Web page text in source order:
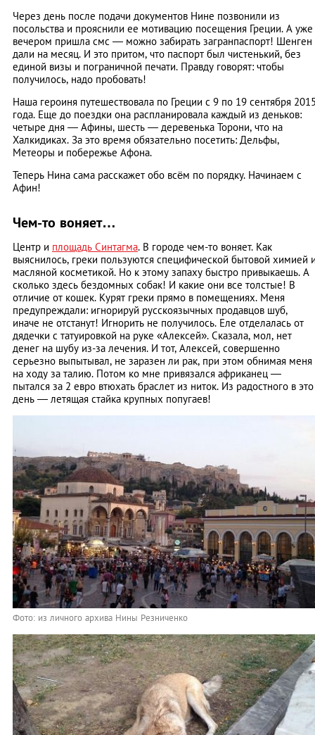
Через день после подачи документов Нине позвонили из
посольства и прояснили ее мотивацию посещения Греции. А уже
вечером пришла смс — можно забирать загранпаспорт! Шенген
дали на месяц. И это притом, что паспорт был чистенький, без
единой визы и пограничной печати. Правду говорят: чтобы
получилось, надо пробовать!
Наша героиня путешествовала по Греции с 9 по 19 сентября
года. Еще до поездки она распланировала каждый из деньков:
четыре дня — Афины, шесть — деревенька Торони, что на
Халкидиках. За это время обязательно посетить: Дельфы,
Метеоры и побережье Афона.
Теперь Нина сама расскажет обо всём по порядку. Начинаем с
Афин!
Чем-то воняет…
Центр и площадь Синтагма. В городе чем-то воняет. Как
выяснилось, греки пользуются специфической бытовой химией
масляной косметикой. Но к этому запаху быстро привыкаешь. А
сколько здесь бездомных собак! И какие они все толстые! В
отличие от кошек. Курят греки прямо в помещениях. Меня
предупреждали: игнорируй русскоязычных продавцов шуб,
иначе не отстанут! Игнорить не получилось. Еле отделалась от
дядечки с татуировкой на руке «Алексей». Сказала, мол, нет
денег на шубу из-за лечения. И тот, Алексей, совершенно
серьезно выпытывал, не заразен ли рак, при этом обнимая меня
на ходу за талию. Потом ко мне привязался африканец —
пытался за 2 евро втюхать браслет из ниток. Из радостного в это
день — летящая стайка крупных попугаев!
Фото: из личного архива Нины Резниченко